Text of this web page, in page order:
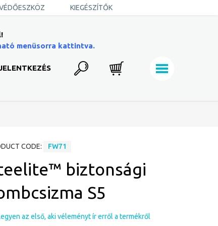
menüsorra kattintva.
KIEGÉSZÍTŐK
CODE: FW71
biztonsági
S5
az első, aki véleményt ír erről a termékről